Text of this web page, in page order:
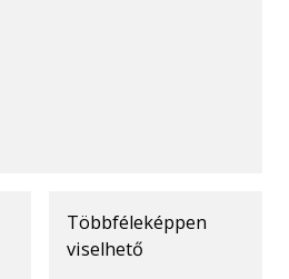
Többféleképpen
viselhető